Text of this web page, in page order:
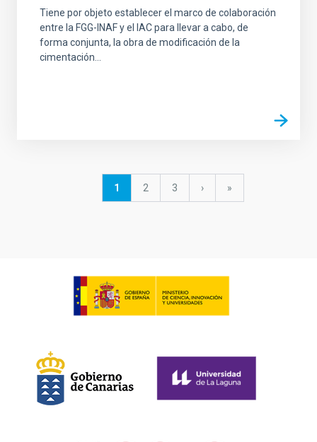
Tiene por objeto establecer el marco de colaboración
entre la FGG-INAF y el IAC para llevar a cabo, de
forma conjunta, la obra de modificación de la
cimentación...
Current
1 Page
2 Page
3
Next
›
last
»